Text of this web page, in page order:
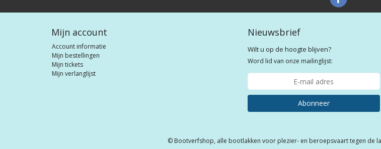
Mijn account
Account informatie
Mijn bestellingen
Mijn tickets
Mijn verlanglijst
Nieuwsbrief
Wilt u op de hoogte blijven?
Word lid van onze mailinglijst:
Abonneer
© Bootverfshop, alle bootlakken voor plezier- en beroepsvaart tegen de